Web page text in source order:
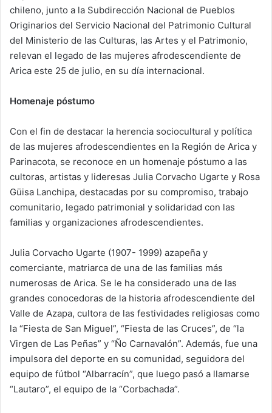
n
e
m
a
i
chileno, junto a la Subdirección Nacional de Pueblos
Originarios del Servicio Nacional del Patrimonio Cultural
del Ministerio de las Culturas, las Artes y el Patrimonio,
relevan el legado de las mujeres afrodescendiente de
Arica este 25 de julio, en su día internacional.
Homenaje póstumo
Con el fin de destacar la herencia sociocultural y política
de las mujeres afrodescendientes en la Región de Arica y
Parinacota, se reconoce en un homenaje póstumo a las
cultoras, artistas y lideresas Julia Corvacho Ugarte y Rosa
Güisa Lanchipa, destacadas por su compromiso, trabajo
comunitario, legado patrimonial y solidaridad con las
familias y organizaciones afrodescendientes.
Julia Corvacho Ugarte (1907- 1999) azapeña y
comerciante, matriarca de una de las familias más
numerosas de Arica. Se le ha considerado una de las
grandes conocedoras de la historia afrodescendiente del
Valle de Azapa, cultora de las festividades religiosas como
la “Fiesta de San Miguel”, “Fiesta de las Cruces”, de “la
Virgen de Las Peñas” y “Ño Carnavalón”. Además, fue una
impulsora del deporte en su comunidad, seguidora del
equipo de fútbol “Albarracín”, que luego pasó a llamarse
“Lautaro”, el equipo de la “Corbachada”.